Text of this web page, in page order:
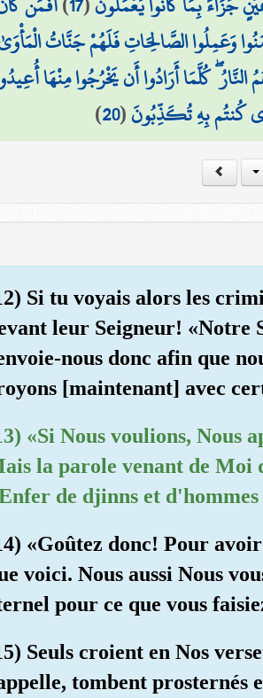
وَعَمِلُوا الصَّالِحَاتِ فَلَهُمْ جَنَّاتُ
النَّارُ ۖ كُلَّمَا أَرَادُوا أَن يَخْرُجُوا مِنْهَا
كُنتُم بِهِ تُكَذِّبُونَ(
20
)
Si tu voyais alors les
leur Seigneur! «Notre
nous donc afin que
[maintenant] avec
«Si Nous voulions, Nous
la parole venant de
de djinns et d'hommes
«Goûtez donc! Pour
voici. Nous aussi Nous
pour ce que vous
Seuls croient en Nos
tombent prosternés